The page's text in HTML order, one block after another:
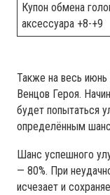
Купон обмена
аксессуара +8-+9
Также на весь
Венцов Героя.
будет попытаться
определённым
Шанс успешного
— 80%. При
исчезает и